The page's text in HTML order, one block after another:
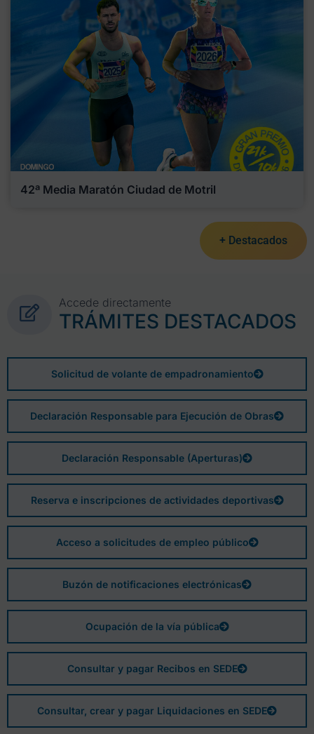
42ª Media Maratón Ciudad de Motril
+ Destacados
Accede directamente
TRÁMITES DESTACADOS
Solicitud de volante de empadronamiento
Declaración Responsable para Ejecución de Obras
Declaración Responsable (Aperturas)
Reserva e inscripciones de actividades deportivas
Acceso a solicitudes de empleo público
Buzón de notificaciones electrónicas
Ocupación de la vía pública
Consultar y pagar Recibos en SEDE
Consultar, crear y pagar Liquidaciones en SEDE